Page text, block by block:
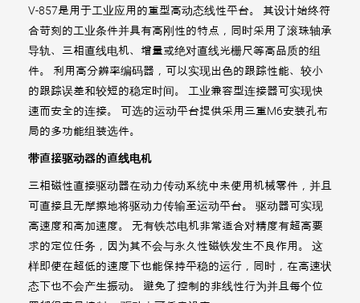
V-857是用于工业应用的重型高动态线性平台。 其设计始终符
合苛刻的工业条件并具有高刚性的特点，同时采用了滚珠轴承
导轨、三相直线电机、增量或绝对直线光栅尺等高品质的组
件。 利用高分辨率编码器，可以实现出色的跟踪性能、较小
的跟踪误差和较短的稳定时间。 工业兼容型连接器可实现快
速而安全的连接。 可选的运动平台提供采用三重M6安装孔布
局的多功能组装选件。
带直接驱动器的直线电机
三相磁性直接驱动器在动力传动系统中未使用机械零件，并且
可直接且无摩擦地将驱动力传输至运动平台。 驱动器可实现
高速度和高加速度。 无有铁芯电机非常适合对精度有超高要
求的定位任务，因为其不会与永久性磁铁发生不良作用。 这
样即使在超低的速度下也能保持平稳的运行，同时，在高速状
态下也不会产生振动。 避免了控制的非线性行为并且每个位